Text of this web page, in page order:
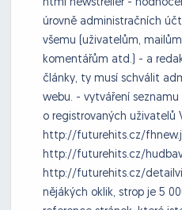
html newstreller -
úrovně administračních
všemu (uživatelům,
komentářům atd.) - a
články, ty musí schválit
webu. - vytváření
o registrovaných uživatelů
http://futurehits.cz/
http://futurehits.cz/
http://futurehits.cz/
nějákých oklik, strop je 5